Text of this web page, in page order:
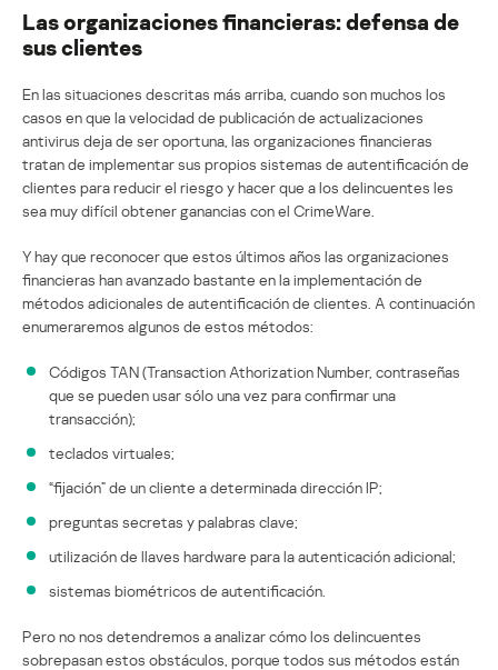
Las organizaciones financieras: defensa de
sus clientes
En las situaciones descritas más arriba, cuando son muchos los
casos en que la velocidad de publicación de actualizaciones
antivirus deja de ser oportuna, las organizaciones financieras
tratan de implementar sus propios sistemas de autentificación de
clientes para reducir el riesgo y hacer que a los delincuentes les
sea muy difícil obtener ganancias con el CrimeWare.
Y hay que reconocer que estos últimos años las organizaciones
financieras han avanzado bastante en la implementación de
métodos adicionales de autentificación de clientes. A continuación
enumeraremos algunos de estos métodos:
Códigos TAN (Transaction Athorization Number, contraseñas
que se pueden usar sólo una vez para confirmar una
transacción);
teclados virtuales;
“fijación” de un cliente a determinada dirección IP;
preguntas secretas y palabras clave;
utilización de llaves hardware para la autenticación adicional;
sistemas biométricos de autentificación.
Pero no nos detendremos a analizar cómo los delincuentes
sobrepasan estos obstáculos, porque todos sus métodos están